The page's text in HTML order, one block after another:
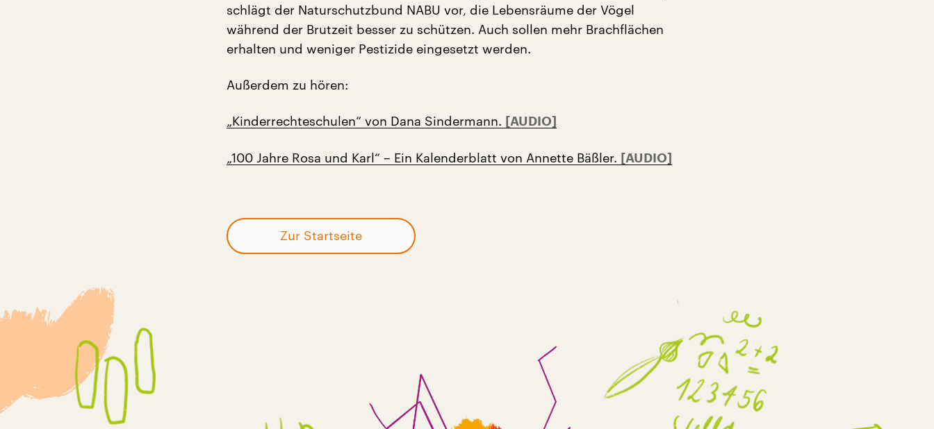
schlägt der Naturschutzbund NABU vor, die Lebensräume der Vögel
während der Brutzeit besser zu schützen. Auch sollen mehr Brachflächen
erhalten und weniger Pestizide eingesetzt werden.
Außerdem zu hören:
„Kinderrechteschulen“ von Dana Sindermann.
„100 Jahre Rosa und Karl“ – Ein Kalenderblatt von Annette Bäßler.
Zur Startseite